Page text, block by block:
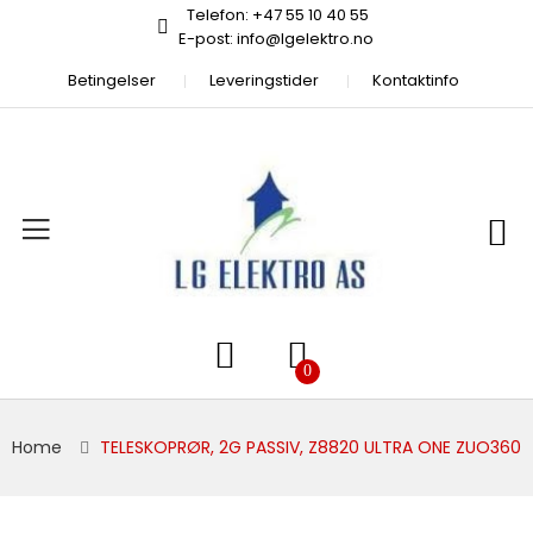
Telefon: +47 55 10 40 55
E-post: info@lgelektro.no
Betingelser
Leveringstider Kontaktinfo
Home TELESKOPRØR, 2G PASSIV, Z8820 ULTRA ONE ZUO360